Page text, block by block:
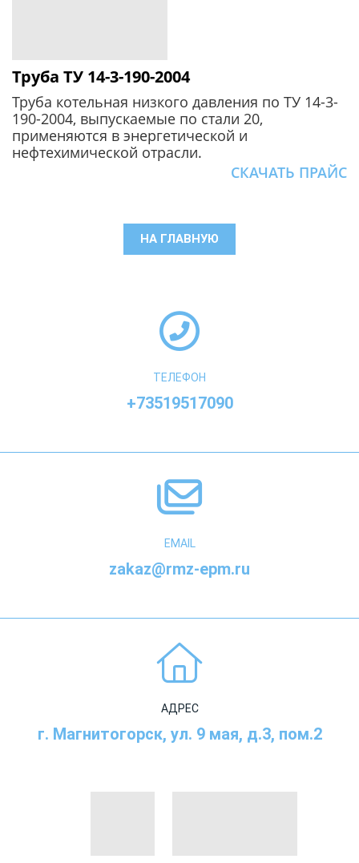
Труба ТУ 14-3-190-2004
Труба котельная низкого давления по ТУ 14-3-
190-2004, выпускаемые по стали 20,
применяются в энергетической и
нефтехимической отрасли.
СКАЧАТЬ ПРАЙС
НА ГЛАВНУЮ
ТЕЛЕФОН
+73519517090
EMAIL
zakaz@rmz-epm.ru
АДРЕС
г. Магнитогорск, ул. 9 мая, д.3, пом.2